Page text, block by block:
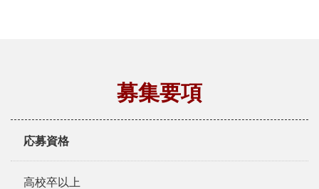
募集要項
応募資格
高校卒以上